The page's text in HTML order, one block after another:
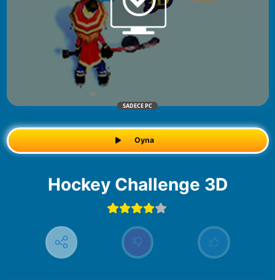
SADECE PC
Oyna
Hockey Challenge 3D